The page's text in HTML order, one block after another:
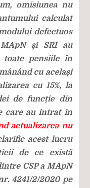
omisiunea nu
calculat
defectuos
și SRI au
toate pensiile în
cu același
cu 15%, la
de funcție din
care au intrat in
actualizarea nu
acest lucru
de ce există
CSP a MApN
4241/2/2020 pe